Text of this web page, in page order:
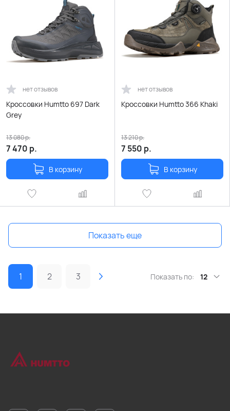
нет отзывов
Кроссовки Humtto 697 Dark
Grey
7 470 р.
13 080р.
В корзину
нет отзывов
Кроссовки Humtto 366 Khaki
7 550 р.
13 210р.
В корзину
Показать еще
1 2 3 Показать по: 12